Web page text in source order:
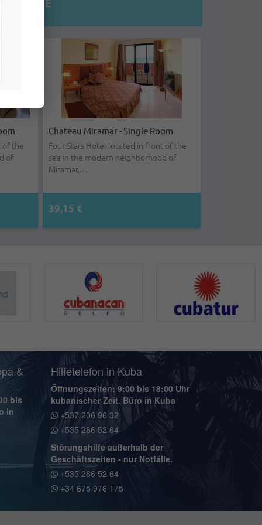
- Versicherung
Hyundai Grand i 10 / Kia
/ MG3 Flughafengebühr: Alle an
Internacional De Varadero -
Doppelzimmer - All
All Inclusive 5-Sterne-Hotel an
of the
of
Chateau Miramar - Single Room
Four Stars Hotel located in front of the
sea in the modern neighborhood of
Miramar,…
39,15 €
&
bis
in
Hilfetelefon in Kuba
Öffnungszeiten: 9:00 bis 18:00 Uhr
kubanischer Zeit. Büro in Kuba
+537 206 96 32
+535 286 52 64
Störungshilfe außerhalb der
Geschäftszeiten - nur Notfälle.
+535 286 52 64
+34 675 976 175